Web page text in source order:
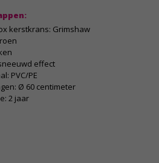
kerstkrans: Grimshaw
effect
PVC/PE
Ø 60 centimeter
2 jaar